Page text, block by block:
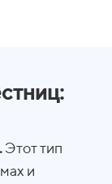
Этот тип
и